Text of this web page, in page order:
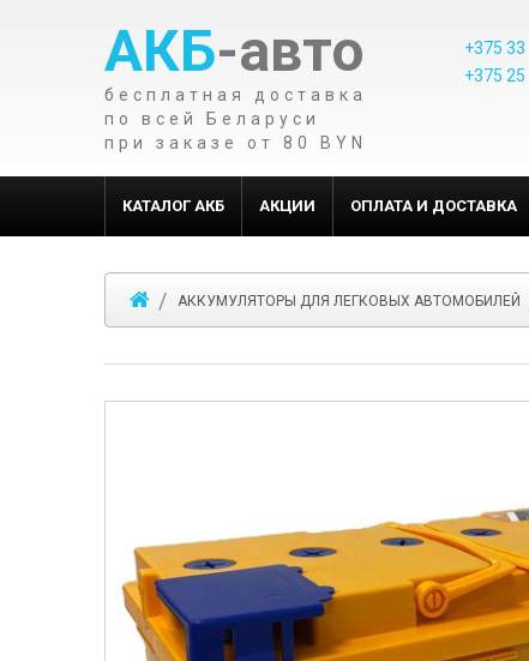
АКБ-авто
бесплатная доставка
по всей Беларуси
при заказе от 80 BYN
+375 33
+375 25
КАТАЛОГ АКБ АКЦИИ ОПЛАТА И ДОСТАВКА
АККУМУЛЯТОРЫ ДЛЯ ЛЕГКОВЫХ АВТОМОБИЛЕЙ